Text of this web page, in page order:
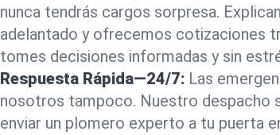
nunca tendrás cargos sorpresa.
adelantado y ofrecemos cotizaciones
tomes decisiones informadas y sin
Respuesta Rápida—24/7: Las
nosotros tampoco. Nuestro despacho
enviar un plomero experto a tu puerta